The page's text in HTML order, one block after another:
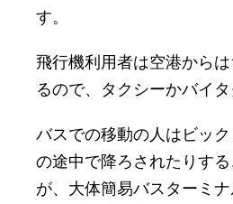
す。
飛行機利用者は空港から
るので、タクシーかバイタ
バスでの移動の人はビッ
の途中で降ろされたりす
が、大体簡易バスターミ